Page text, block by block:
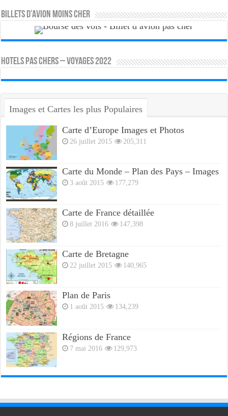
Billets d’avion moins cher
HOTELS PAS CHERS – VOYAGES 2022
Images et Cartes les plus Populaires
Carte d’Europe Images et Photos
26 juillet 2015 205,311
Carte du Monde – Plan des Pays – Images
3 août 2015 177,279
Carte de France détaillée
8 juillet 2016 147,398
Carte de Bretagne
22 juillet 2015 140,965
Plan de Paris
1 août 2015 134,239
Régions de France
7 mai 2016 129,973